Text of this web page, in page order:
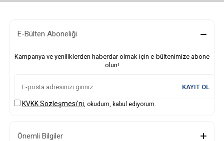
E-Bülten Aboneliği
Kampanya ve yeniliklerden haberdar olmak için e-bültenimize abone
olun!
KAYIT OL
KVKK Sözleşmesi'ni, okudum, kabul ediyorum.
Önemli Bilgiler